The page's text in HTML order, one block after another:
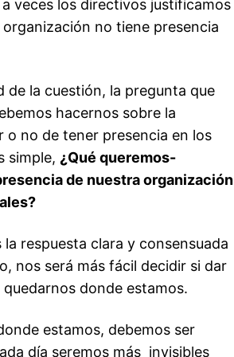
veces los directivos justificamos
no tiene presencia
de la cuestión, la pregunta que
hacernos sobre la
o no de tener presencia en los
simple, ¿Qué queremos-
de nuestra organización
respuesta clara y consensuada
nos será más fácil decidir si dar
donde estamos.
estamos, debemos ser
día seremos más invisibles